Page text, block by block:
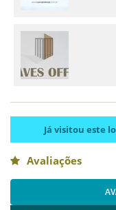
Já visitou este
Avaliações